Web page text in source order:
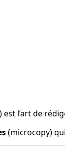
est l’art de
(microcopy)